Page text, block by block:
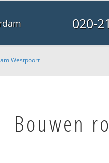
020-
Westpoort
Bouwen